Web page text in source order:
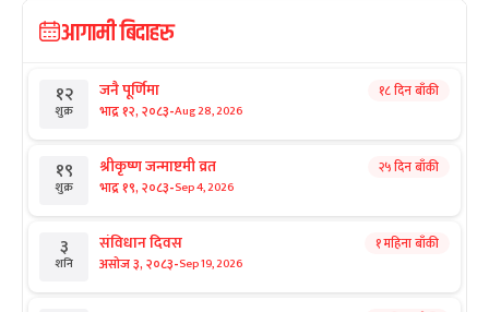
आगामी बिदाहरु
१२
शुक्र
जनै पूर्णिमा
भाद्र १२, २०८३-Aug 28, 2026
१८ दिन बाँकी
१९
शुक्र
श्रीकृष्ण जन्माष्टमी व्रत
भाद्र १९, २०८३-Sep 4, 2026
२५ दिन बाँकी
३
शनि
संविधान दिवस
असोज ३, २०८३-Sep 19, 2026
१ महिना बाँकी